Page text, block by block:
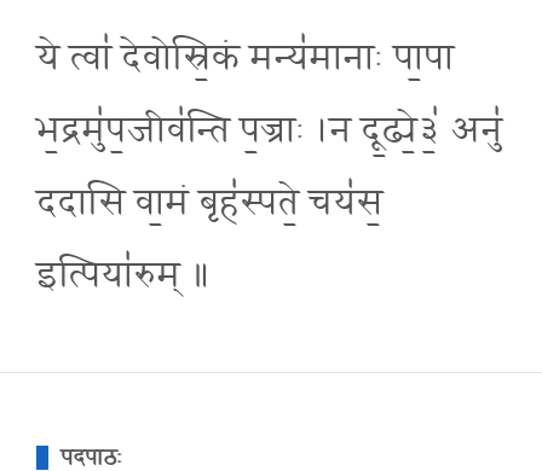
ये त्वा॑ देवोस्रि॒कं मन्य॑मानाः पा॒पा
भ॒द्रमु॑प॒जीव॑न्ति प॒ज्राः ।न दू॒ढ्ये॒३॒॑ अनु॑
ददासि वा॒मं बृह॑स्पते॒ चय॑स॒
इत्पिया॑रुम् ॥
पदपाठः